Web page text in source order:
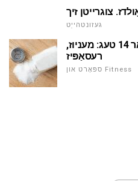
צוגרייטן זיך
געזונטהייַט
זאַלץ-פּאָטער דיעטע פֿאַר 14 טעג: מעניוז,
רעסאַפּיז
ספּאָרט און Fitness